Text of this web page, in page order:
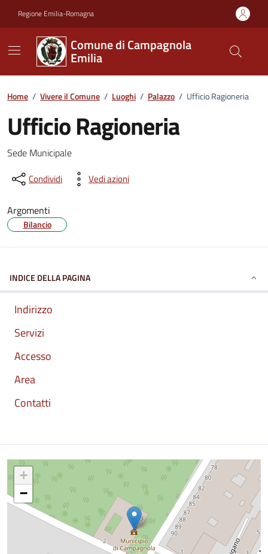
Regione Emilia-Romagna
Comune di Campagnola
Emilia
Home / Vivere il Comune / Luoghi / Palazzo / Ufficio Ragioneria
Ufficio Ragioneria
Descrizione
Sede Municipale
Condividi Vedi azioni
Argomenti
Bilancio
INDICE DELLA PAGINA
Indirizzo
Servizi
Accesso
Area
Contatti
Mappa
+
−